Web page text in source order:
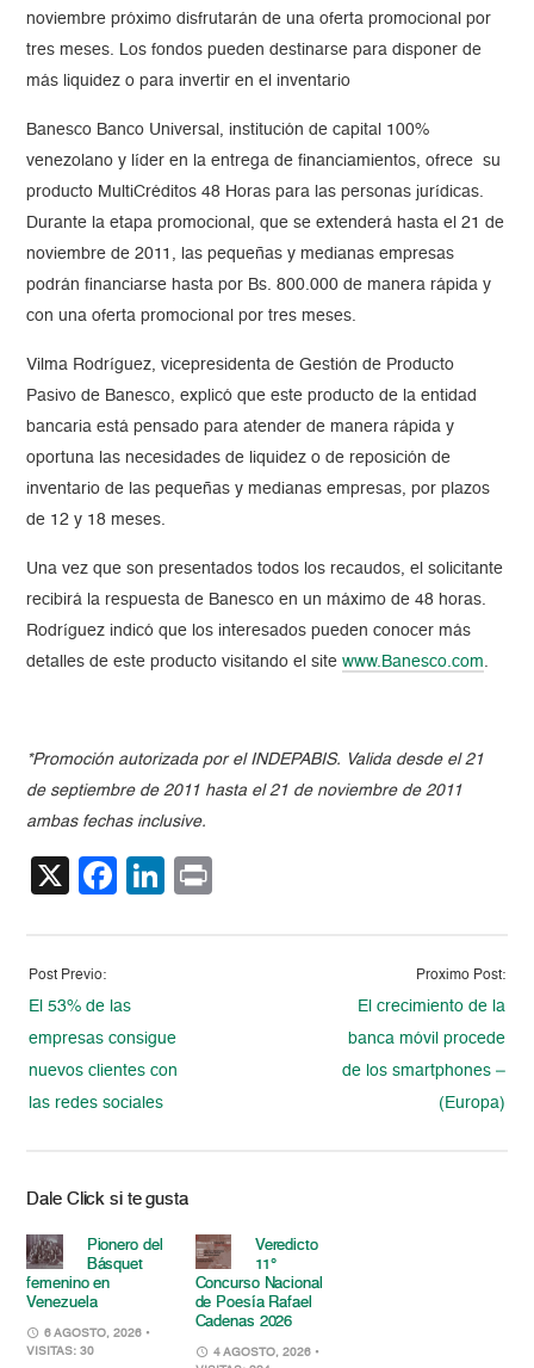
noviembre próximo disfrutarán de una oferta promocional por
tres meses. Los fondos pueden destinarse para disponer de
más liquidez o para invertir en el inventario
Banesco Banco Universal, institución de capital 100%
venezolano y líder en la entrega de financiamientos, ofrece su
producto MultiCréditos 48 Horas para las personas jurídicas.
Durante la etapa promocional, que se extenderá hasta el 21 de
noviembre de 2011, las pequeñas y medianas empresas
podrán financiarse hasta por Bs. 800.000 de manera rápida y
con una oferta promocional por tres meses.
Vilma Rodríguez, vicepresidenta de Gestión de Producto
Pasivo de Banesco, explicó que este producto de la entidad
bancaria está pensado para atender de manera rápida y
oportuna las necesidades de liquidez o de reposición de
inventario de las pequeñas y medianas empresas, por plazos
de 12 y 18 meses.
Una vez que son presentados todos los recaudos, el solicitante
recibirá la respuesta de Banesco en un máximo de 48 horas.
Rodríguez indicó que los interesados pueden conocer más
detalles de este producto visitando el sitewww.Banesco.com.
*Promoción autorizada por el INDEPABIS. Valida desde el 21
de septiembre de 2011 hasta el 21 de noviembre de 2011
ambas fechas inclusive.
X Facebook
LinkedIn
Post Previo:
El 53% de las
empresas consigue
nuevos clientes con
las redes sociales
Proximo Post:
El crecimiento de la
banca móvil procede
de los smartphones –
(Europa)
Dale Click si te gusta
Pionero del
Básquet
femenino en
Venezuela
6 AGOSTO, 2026 •
VISITAS: 30
Veredicto
11°
Concurso Nacional
de Poesía Rafael
Cadenas 2026
4 AGOSTO, 2026 •